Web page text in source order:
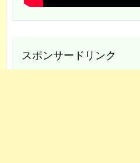
スポンサードリンク